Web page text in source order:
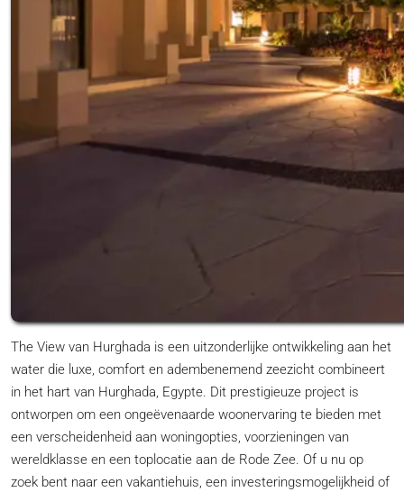
The View van Hurghada is een uitzonderlijke ontwikkeling aan het
water die luxe, comfort en adembenemend zeezicht combineert
in het hart van Hurghada, Egypte. Dit prestigieuze project is
ontworpen om een ​​ongeëvenaarde woonervaring te bieden met
een verscheidenheid aan woningopties, voorzieningen van
wereldklasse en een toplocatie aan de Rode Zee. Of u nu op
zoek bent naar een vakantiehuis, een investeringsmogelijkheid of